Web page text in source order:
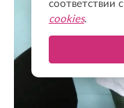
соответствии с
cookies.